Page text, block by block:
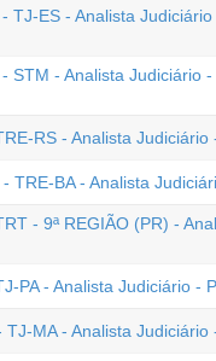
TJ-ES - Analista
STM - Analista Judiciário
RS - Analista Judiciário
TRE-BA - Analista
- 9ª REGIÃO (PR) -
PA - Analista Judiciário -
TJ-MA - Analista Judiciário